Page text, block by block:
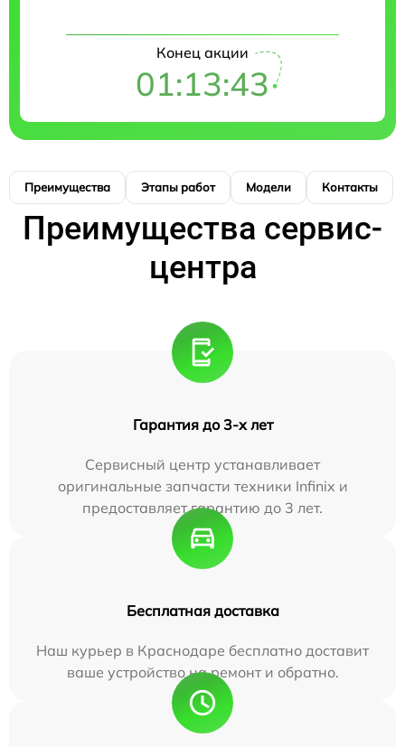
Конец акции
01:13:42
Преимущества Этапы работ Модели Контакты
Преимущества сервис-
центра
Гарантия до 3-х лет
Сервисный центр устанавливает
оригинальные запчасти техники Infinix и
предоставляет гарантию до 3 лет.
Бесплатная доставка
Наш курьер в Краснодаре бесплатно доставит
ваше устройство на ремонт и обратно.